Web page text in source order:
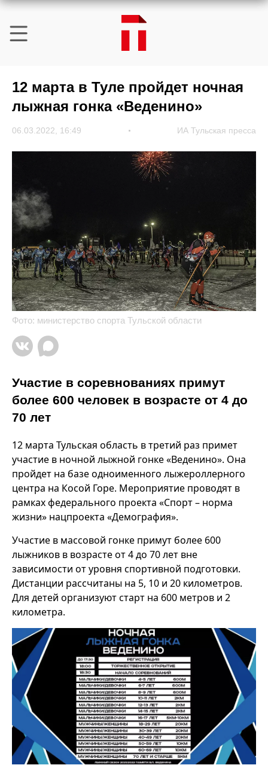
12 марта в Туле пройдет ночная
лыжная гонка «Веденино»
06.03.2022, 16:49 ИА Тульская пресса
Фото: министерство спорта Тульской области
Участие в соревнованиях примут
более 600 человек в возрасте от 4 до
70 лет
12 марта Тульская область в третий раз примет
участие в ночной лыжной гонке «Веденино». Она
пройдет на базе одноименного лыжероллерного
центра на Косой Горе. Мероприятие проводят в
рамках федерального проекта «Спорт – норма
жизни» нацпроекта «Демография».
Участие в массовой гонке примут более 600
лыжников в возрасте от 4 до 70 лет вне
зависимости от уровня спортивной подготовки.
Дистанции рассчитаны на 5, 10 и 20 километров.
Для детей организуют старт на 600 метров и 2
километра.